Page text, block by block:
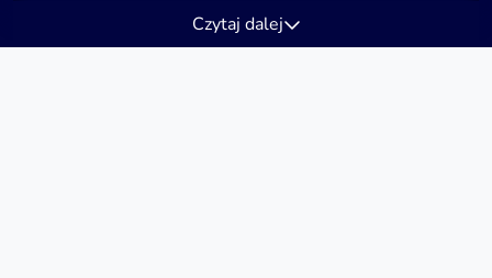
Czytaj dalej